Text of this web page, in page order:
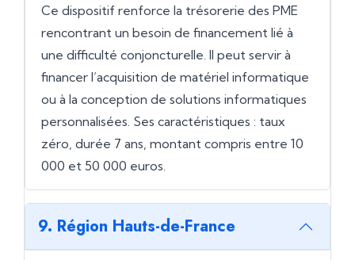
Ce dispositif renforce la trésorerie des PME
rencontrant un besoin de financement lié à
une difficulté conjoncturelle. Il peut servir à
financer l’acquisition de matériel informatique
ou à la conception de solutions informatiques
personnalisées. Ses caractéristiques : taux
zéro, durée 7 ans, montant compris entre 10
000 et 50 000 euros.
9. Région Hauts-de-France